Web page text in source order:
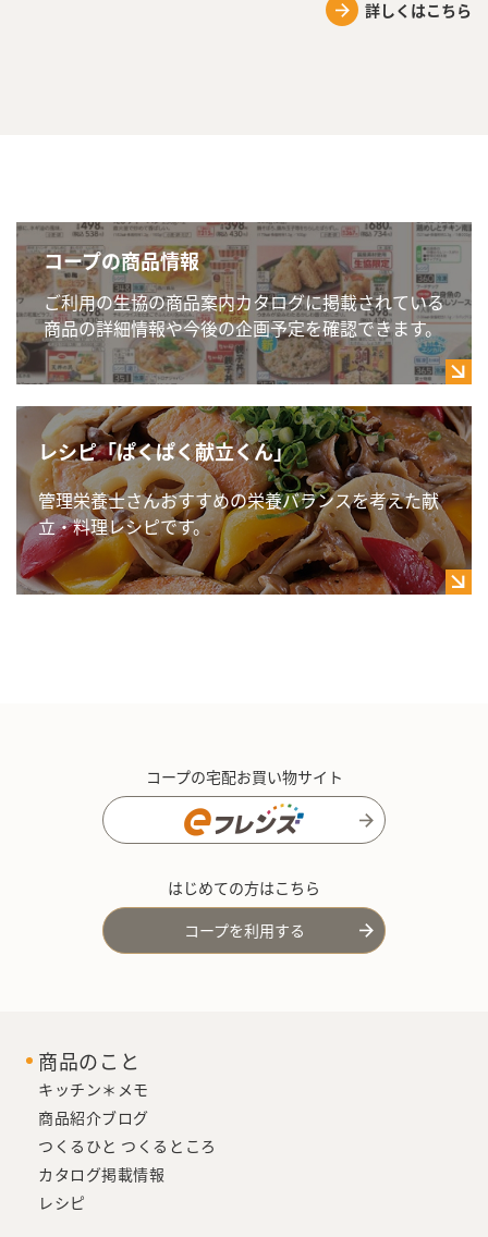
詳しくはこちら
コープの商品情報
ご利用の生協の商品案内カタログに掲載されている
商品の詳細情報や今後の企画予定を確認できます。
レシピ「ぱくぱく献立くん」
管理栄養士さんおすすめの栄養バランスを考えた献
立・料理レシピです。
コープの宅配お買い物サイト
はじめての方はこちら
コープを利用する
商品のこと
キッチン＊メモ
商品紹介ブログ
つくるひと つくるところ
カタログ掲載情報
レシピ